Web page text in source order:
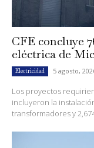
CFE concluye
eléctrica de
Electricidad 5 agosto,
Los proyectos
incluyeron la
transformadores y